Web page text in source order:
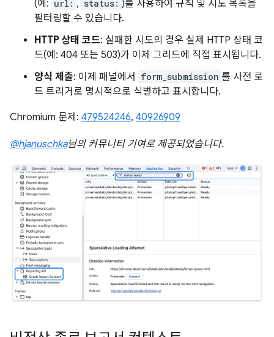
(예: url: , status: )를 사용하여 규칙 및 시도 목록을
필터링할 수 있습니다.
HTTP 상태 코드: 실패한 시도의 경우 실제 HTTP 상태 코
드(예: 404 또는 503)가 이제 그리드에 직접 표시됩니다.
양식 제출: 이제 패널에서 form_submission 를 사전 로
드 트리거로 명시적으로 식별하고 표시합니다.
Chromium 문제: 479524246, 40926909
@hjanuschka님의 커뮤니티 기여로 제공되었습니다.